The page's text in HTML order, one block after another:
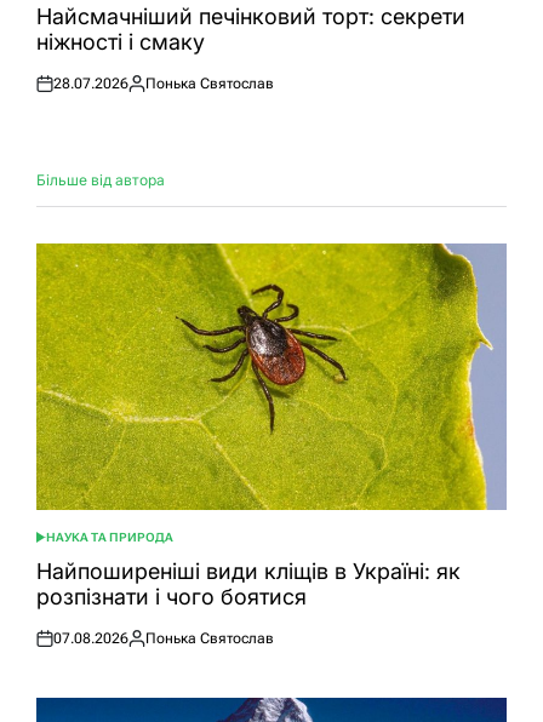
УНайсмачніший печінковий торт: секрети
ніжності і смаку
Оприлюднено
28.07.2026
Опубліковано
Понька Святослав
Більше від автора
ОПУБЛІКУВАТИ
У
НАУКА ТА ПРИРОДА
Найпоширеніші види кліщів в Україні: як
розпізнати і чого боятися
Оприлюднено
07.08.2026
Опубліковано
Понька Святослав